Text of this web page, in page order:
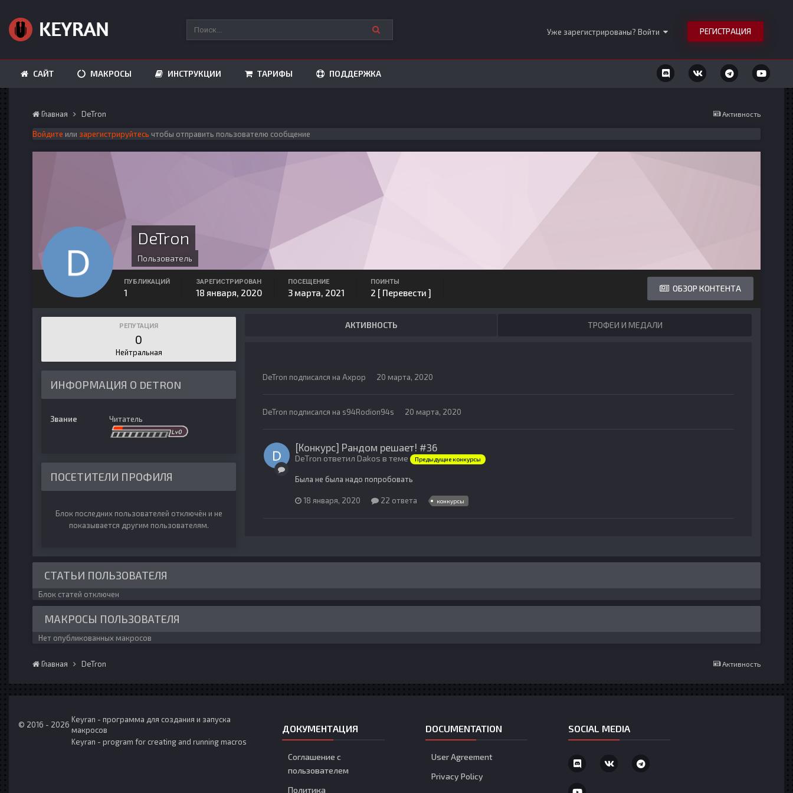
Уже зарегистрированы? Войти РЕГИСТРАЦИЯ
САЙТ МАКРОСЫ ИНСТРУКЦИИ ТАРИФЫ ПОДДЕРЖКА
Активность
Главная DeTron
Войдите или зарегистрируйтесь чтобы отправить пользователю сообщение
DeTron
Пользователь
ОБЗОР КОНТЕНТА
ПУБЛИКАЦИЙ
1
ЗАРЕГИСТРИРОВАН
18 января, 2020
ПОСЕЩЕНИЕ
3 марта, 2021
ПОИНТЫ
2 [ Перевести ]
РЕПУТАЦИЯ
0
Нейтральная
ИНФОРМАЦИЯ О DETRON
Звание Читатель
ПОСЕТИТЕЛИ ПРОФИЛЯ
Блок последних пользователей отключён и не
показывается другим пользователям.
АКТИВНОСТЬ ТРОФЕИ И МЕДАЛИ
DeTron подписался на Ахрор 20 марта, 2020
DeTron подписался на s94Rodion94s 20 марта, 2020
[Конкурс] Рандом решает! #36
DeTron ответил Dakos в теме Предыдущие конкурсы
Была не была надо попробовать
18 января, 2020 22 ответа конкурсы
СТАТЬИ ПОЛЬЗОВАТЕЛЯ
Блок статей отключен
МАКРОСЫ ПОЛЬЗОВАТЕЛЯ
Нет опубликованных макросов
Активность
Главная DeTron
© 2016 - 2026
Keyran - программа для создания и запуска
макросов
Keyran - program for creating and running macros
ДОКУМЕНТАЦИЯ
Соглашение с
пользователем
Политика
DOCUMENTATION
User Agreement
Privacy Policy
SOCIAL MEDIA